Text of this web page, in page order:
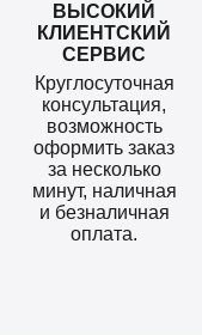
ВЫСОКИЙ
КЛИЕНТСКИЙ
СЕРВИС
Круглосуточная
консультация,
возможность
оформить заказ
за несколько
минут, наличная
и безналичная
оплата.